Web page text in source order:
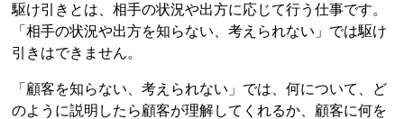
駆け引きとは、相手の状況や出方に応じて行う仕事です。
「相手の状況や出方を知らない、考えられない」では駆け
引きはできません。
「顧客を知らない、考えられない」では、何について、ど
のように説明したら顧客が理解してくれるか、顧客に何を